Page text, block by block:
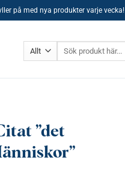
på med nya produkter varje vecka!
”det